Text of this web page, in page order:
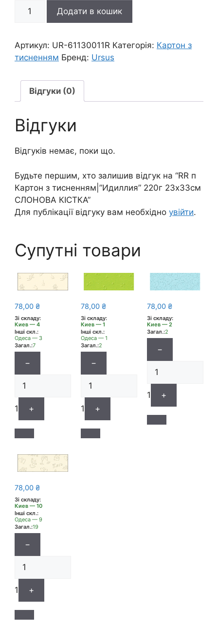
з
тисненням|"Идиллия"
23х33см
СЛОНОВА
КІСТКА
Додати в кошик
Артикул: UR-61130011R Категорія: Картон з
тисненням Бренд: Ursus
Відгуки (0)
Відгуки
Відгуків немає, поки що.
Будьте першим, хто залишив відгук на “RR п
Картон з тисненням|”Идиллия” 220г 23х33см
СЛОНОВА КІСТКА”
Для публікації відгуку вам необхідно увійти.
Супутні товари
78,00 ₴
Зі складу:
Киев — 4
Інші скл.:
Одеса — 3
Загал.:7
−
1 +
78,00 ₴
Зі складу:
Киев — 1
Інші скл.:
Одеса — 1
Загал.:2
−
1 +
78,00 ₴
Зі складу:
Киев — 2
Загал.:2
−
1 +
78,00 ₴
Зі складу:
Киев — 10
Інші скл.:
Одеса — 9
Загал.:19
−
1 +